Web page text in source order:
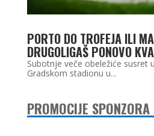
PORTO DO TROFEJA ILI
DRUGOLIGAŠ PONOVO
Subotnje veče obeležiće susret
Gradskom stadionu u...
PROMOCIJE SPONZORA